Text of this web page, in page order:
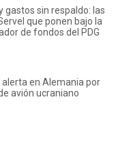
gastos sin respaldo: las
que ponen bajo la
de fondos del PDG
en Alemania por
avión ucraniano